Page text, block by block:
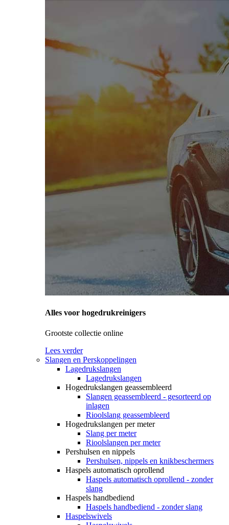
Alles voor hogedrukreinigers
Grootste collectie online
Lees verder
Slangen en Perskoppelingen
Lagedrukslangen
Lagedrukslangen
Hogedrukslangen geassembleerd
Slangen geassembleerd - gesorteerd op
inlagen
Rioolslang geassembleerd
Hogedrukslangen per meter
Slang per meter
Rioolslangen per meter
Pershulsen en nippels
Pershulsen, nippels en knikbeschermers
Haspels automatisch oprollend
Haspels automatisch oprollend - zonder
slang
Haspels handbediend
Haspels handbediend - zonder slang
Haspelswivels